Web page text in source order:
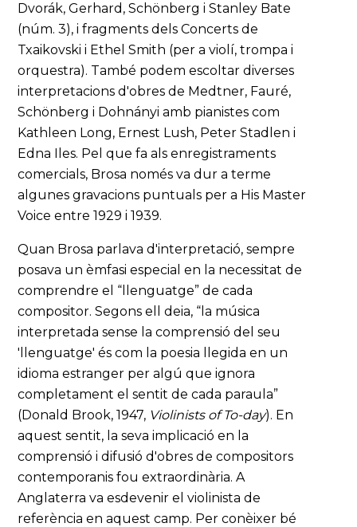
Dvorák, Gerhard, Schönberg i Stanley Bate
(núm. 3), i fragments dels Concerts de
Txaikovski i Ethel Smith (per a violí, trompa i
orquestra). També podem escoltar diverses
interpretacions d'obres de Medtner, Fauré,
Schönberg i Dohnányi amb pianistes com
Kathleen Long, Ernest Lush, Peter Stadlen i
Edna Iles. Pel que fa als enregistraments
comercials, Brosa només va dur a terme
algunes gravacions puntuals per a His Master
Voice entre 1929 i 1939.
Quan Brosa parlava d'interpretació, sempre
posava un èmfasi especial en la necessitat de
comprendre el “llenguatge” de cada
compositor. Segons ell deia, “la música
interpretada sense la comprensió del seu
'llenguatge' és com la poesia llegida en un
idioma estranger per algú que ignora
completament el sentit de cada paraula”
(Donald Brook, 1947, Violinists of To-day). En
aquest sentit, la seva implicació en la
comprensió i difusió d'obres de compositors
contemporanis fou extraordinària. A
Anglaterra va esdevenir el violinista de
referència en aquest camp. Per conèixer bé